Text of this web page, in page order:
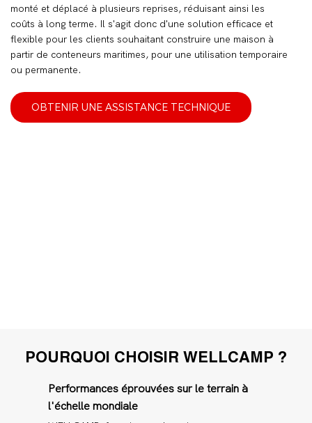
monté et déplacé à plusieurs reprises, réduisant ainsi les
coûts à long terme. Il s'agit donc d'une solution efficace et
flexible pour les clients souhaitant construire une maison à
partir de conteneurs maritimes, pour une utilisation temporaire
ou permanente.
OBTENIR UNE ASSISTANCE TECHNIQUE
POURQUOI CHOISIR WELLCAMP ?
Performances éprouvées sur le terrain à
l'échelle mondiale